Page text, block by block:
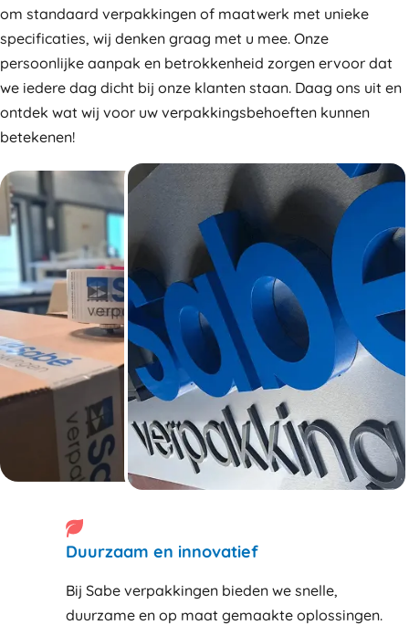
om standaard verpakkingen of maatwerk met unieke
specificaties, wij denken graag met u mee. Onze
persoonlijke aanpak en betrokkenheid zorgen ervoor dat
we iedere dag dicht bij onze klanten staan. Daag ons uit en
ontdek wat wij voor uw verpakkingsbehoeften kunnen
betekenen!
Duurzaam en innovatief
Bij Sabe verpakkingen bieden we snelle,
duurzame en op maat gemaakte oplossingen.